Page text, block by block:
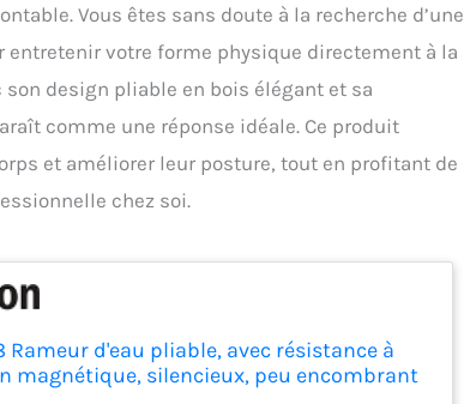
Vous êtes sans doute à la recherche d’une
votre forme physique directement à la
son design pliable en bois élégant et sa
comme une réponse idéale. Ce produit
et améliorer leur posture, tout en profitant de
chez soi.
Rameur d'eau pliable, avec résistance à
magnétique, silencieux, peu encombrant